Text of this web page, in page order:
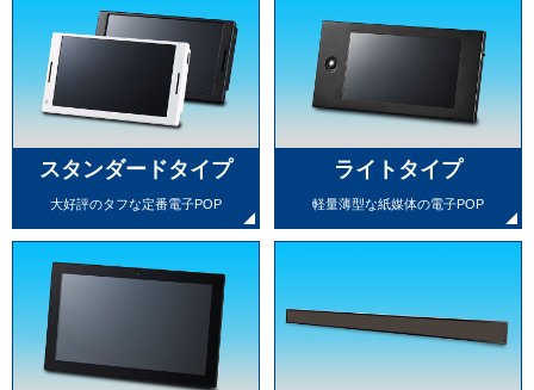
スタンダードタイプ
大好評のタフな定番電子POP
ライトタイプ
軽量薄型な紙媒体の電子POP